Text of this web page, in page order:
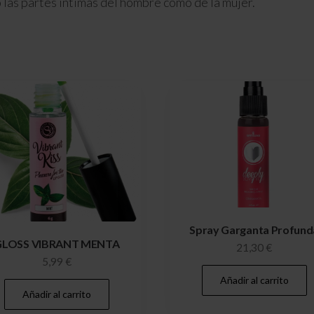
VIBRANT MENTA
5,99 €
Añadir al carrito
Spray Garganta
21,30 €
Añadir al carrito